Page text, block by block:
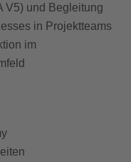
V5) und Begleitung
in Projektteams
im